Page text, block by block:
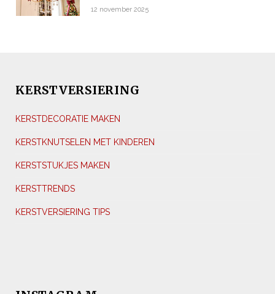
12 november 2025
KERSTVERSIERING
KERSTDECORATIE MAKEN
KERSTKNUTSELEN MET KINDEREN
KERSTSTUKJES MAKEN
KERSTTRENDS
KERSTVERSIERING TIPS